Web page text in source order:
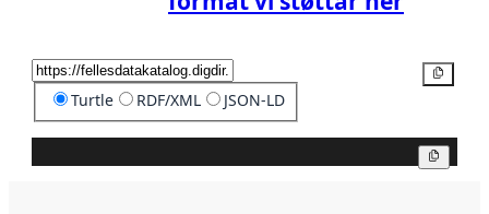
Turtle RDF/XML JSON-LD